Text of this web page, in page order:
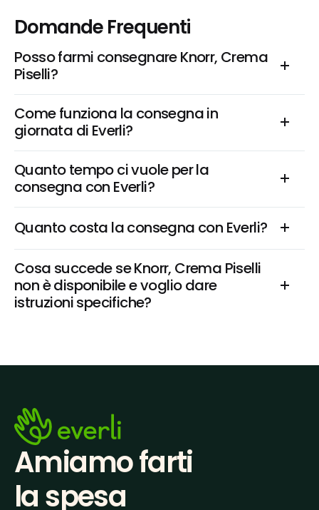
Domande Frequenti
Posso farmi consegnare Knorr, Crema
Piselli?
Come funziona la consegna in
giornata di Everli?
Quanto tempo ci vuole per la
consegna con Everli?
Quanto costa la consegna con Everli?
Cosa succede se Knorr, Crema Piselli
non è disponibile e voglio dare
istruzioni specifiche?
Amiamo farti
la spesa